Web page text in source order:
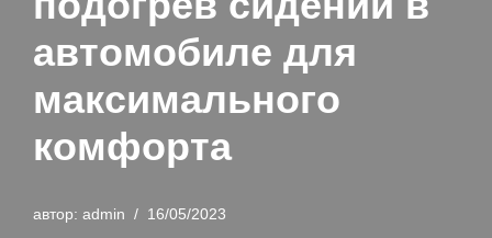
автомобиле для
максимального
комфорта
автор: admin 16/05/2023